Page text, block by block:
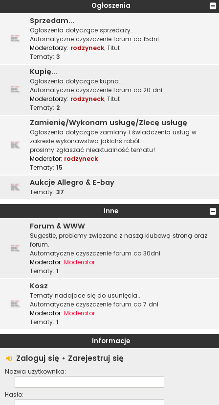
Ogłoszenia
Sprzedam...
Ogłoszenia dotyczące sprzedaży...
Automatyczne czyszczenie forum co 15dni
Moderatorzy: rodzyneck, Titut
Tematy: 3
Kupię...
Ogłoszenia dotyczące kupna...
Automatyczne czyszczenie forum co 20 dni
Moderatorzy: rodzyneck, Titut
Tematy: 2
Zamienię/Wykonam usługę/Zlecę usługę
Ogłoszenia dotyczące zamiany i świadczenia usług w
zakresie wykonawstwa jakichś robót...
prosimy zgłaszać nieaktualność tematu!
Moderator: rodzyneck
Tematy: 15
Aukcje Allegro & E-bay
Tematy: 37
Inne
Forum & WWW
Sugestie, problemy związane z naszą klubową stroną oraz
forum.
Automatyczne czyszczenie forum co 30dni
Moderator: Moderator
Tematy: 1
Kosz
Tematy nadajace się do usunięcia..
Automatyczne czyszczenie forum co 7 dni
Moderator: Moderator
Tematy: 1
Informacje
Zaloguj się • Zarejestruj się
Nazwa użytkownika:
Hasło: